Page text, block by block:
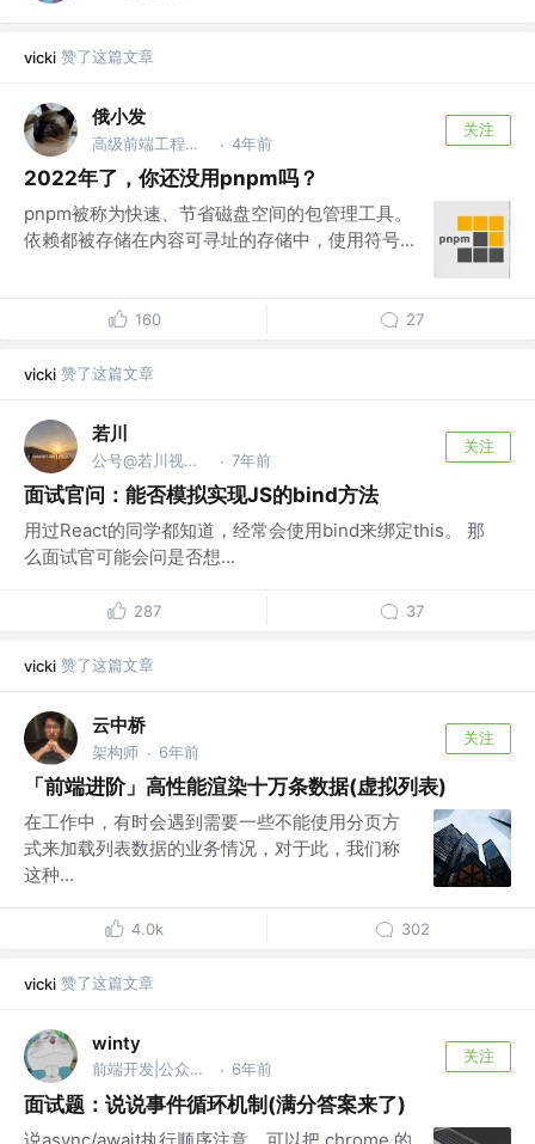
vicki 赞了这篇文章
俄小发
高级前端工程师 @百度 · 4年前
关注
2022年了，你还没用pnpm吗？
pnpm被称为快速、节省磁盘空间的包管理工具。
依赖都被存储在内容可寻址的存储中，使用符号...
160 27
vicki 赞了这篇文章
若川
公号@若川视野，源码共读！@vx ruochuan02 参与 · 7年前
关注
面试官问：能否模拟实现JS的bind方法
用过React的同学都知道，经常会使用bind来绑定this。 那
么面试官可能会问是否想...
287 37
vicki 赞了这篇文章
云中桥
架构师 · 6年前
关注
「前端进阶」高性能渲染十万条数据(虚拟列表)
在工作中，有时会遇到需要一些不能使用分页方
式来加载列表数据的业务情况，对于此，我们称
这种...
4.0k 302
vicki 赞了这篇文章
winty
前端开发|公众号 @ 前端Q · 6年前
关注
面试题：说说事件循环机制(满分答案来了)